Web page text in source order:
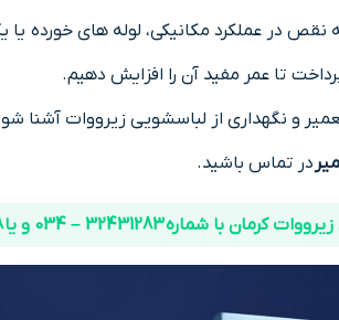
نقص در عملکرد مکانیکی، لوله های
تا عمر مفید آن را افزایش دهیم.
و نگهداری از لباسشویی‌ زیرووات آشنا
در تماس باشید.
– 034 و یا 09134403768 تماس حاصل فرمایید.